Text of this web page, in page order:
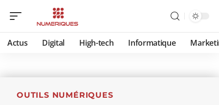
Actus Digital High-tech Informatique
OUTILS NUMÉRIQUES